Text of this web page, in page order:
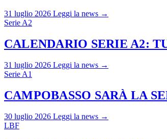
31 luglio 2026 Leggi la news →
Serie A2
CALENDARIO SERIE A2:
31 luglio 2026 Leggi la news →
Serie A1
CAMPOBASSO SARÀ LA
30 luglio 2026 Leggi la news →
LBF